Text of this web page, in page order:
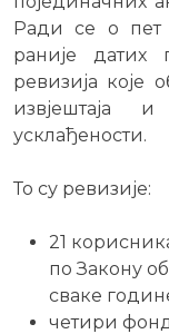
Ради се о пет
раније датих
ревизија које
извјештаја
усклађености.
То су ревизије:
21
по Закону
сваке
четири